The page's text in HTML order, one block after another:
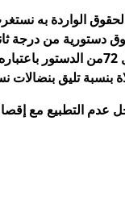
الواردة به
من درجة ثانية في
و ندعو في هذا الإطار رئيس
بنسبة تليق بنضالات
عدم التطبيع مع